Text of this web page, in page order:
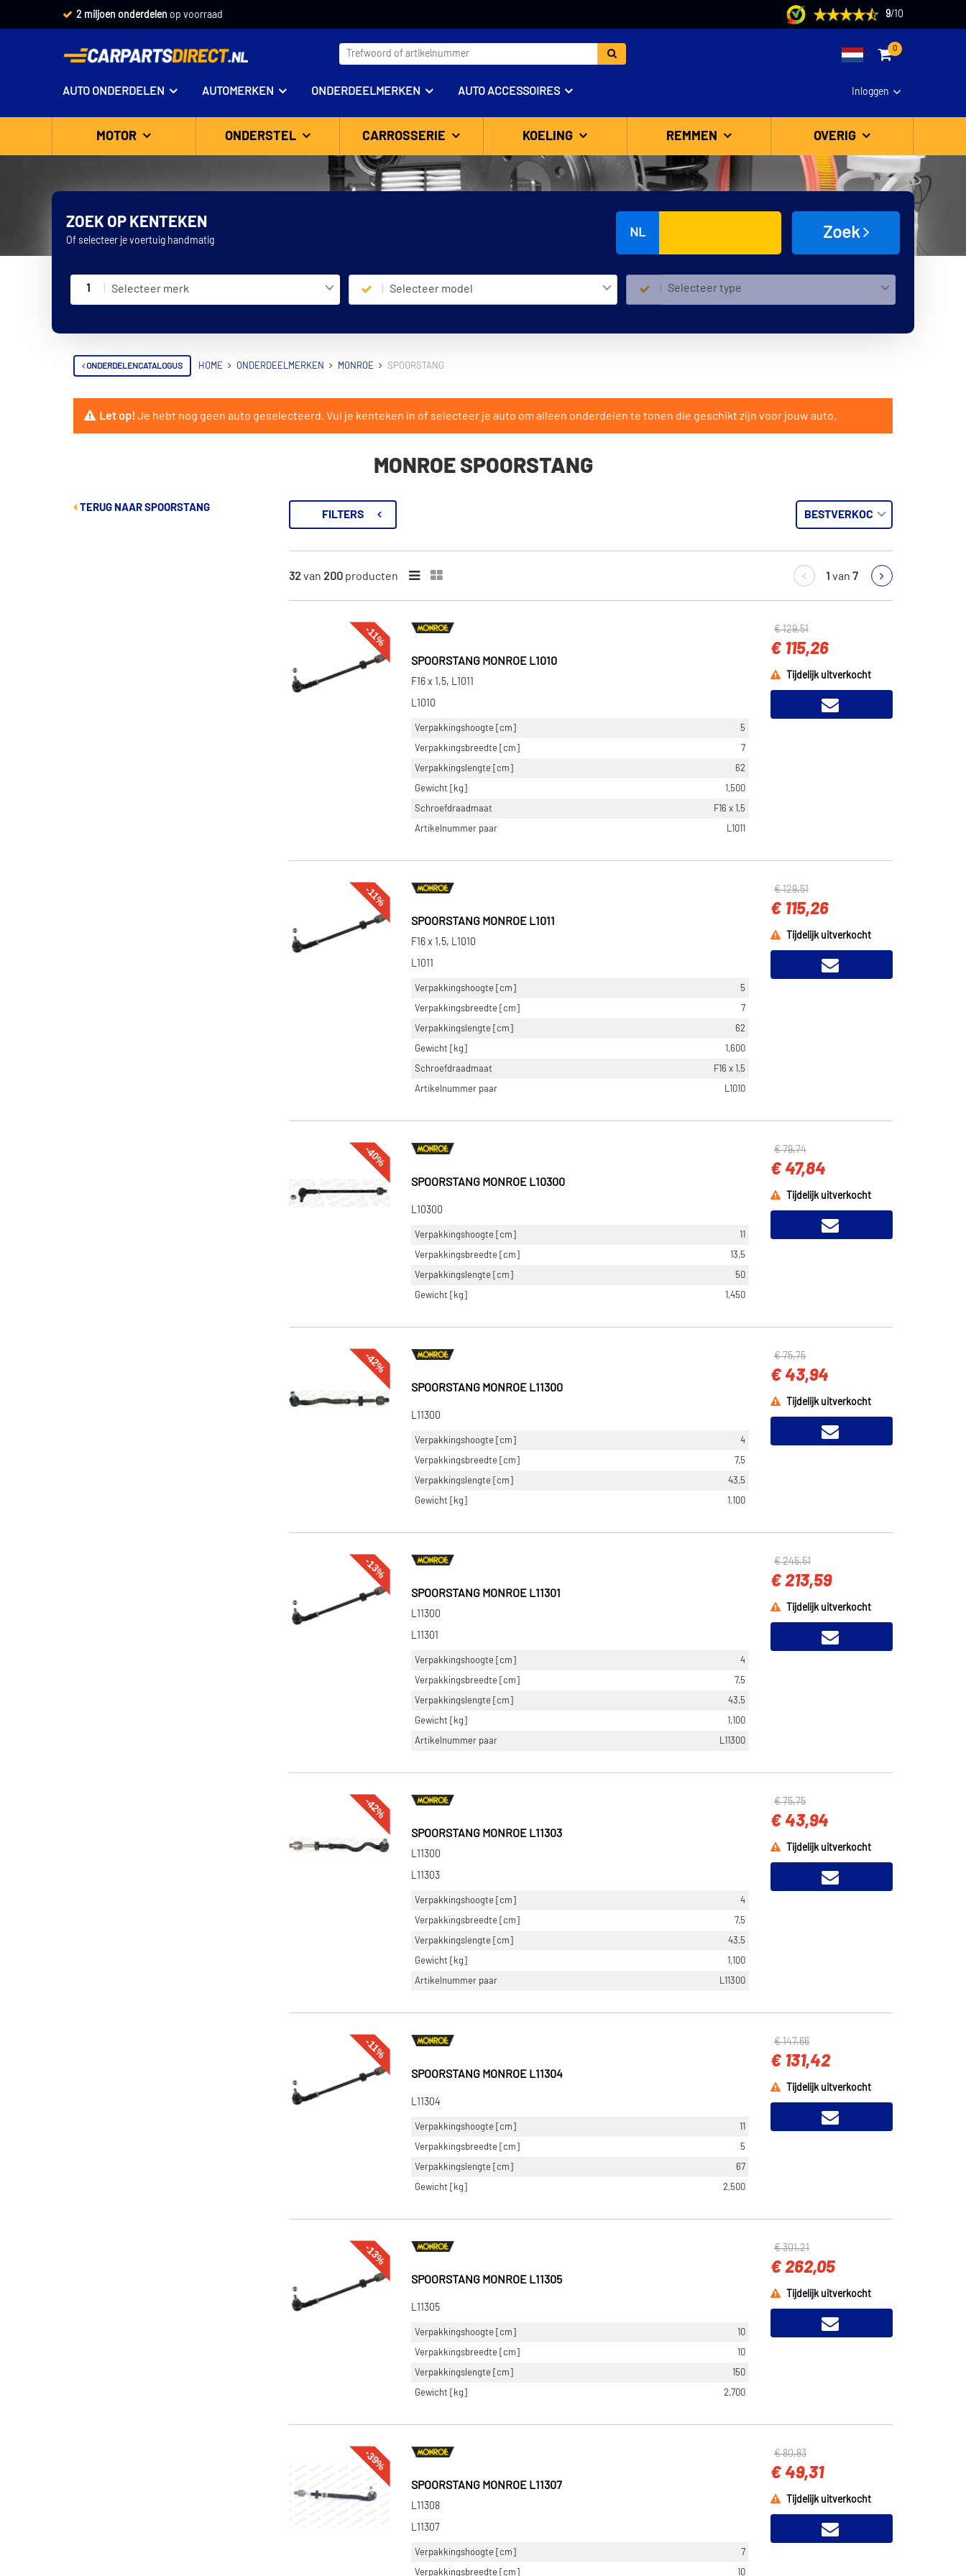
Vandaag besteld, morgen in huis *
2 miljoen onderdelen op voorraad 9/ 10
0
Inloggen
AUTO ONDERDELEN AUTOMERKEN ONDERDEELMERKEN AUTO ACCESSOIRES
MOTOR ONDERSTEL CARROSSERIE KOELING REMMEN OVERIG
ZOEK OP KENTEKEN
Of selecteer je voertuig handmatig
NL Zoek
1 Selecteer merk Selecteer model Selecteer type
ONDERDELENCATALOGUS HOME ONDERDEELMERKEN MONROE SPOORSTANG
Let op!Je hebt nog geen auto geselecteerd. Vul je kenteken in of selecteer je auto om alleen onderdelen te tonen die geschikt zijn voor jouw auto.
MONROE SPOORSTANG
TERUG NAAR SPOORSTANG
FILTERS
32van 200 producten 1 van 7
-11%
SPOORSTANG MONROE L1010
F16 x 1,5, L1011
L1010
Verpakkingshoogte [cm]
5
Verpakkingsbreedte [cm]
7
Verpakkingslengte [cm]
62
Gewicht [kg]
1,500
Schroefdraadmaat
F16 x 1,5
Artikelnummer paar
L1011
€ 129,51
€ 115,26
Tijdelijk uitverkocht
-11%
SPOORSTANG MONROE L1011
F16 x 1,5, L1010
L1011
Verpakkingshoogte [cm]
5
Verpakkingsbreedte [cm]
7
Verpakkingslengte [cm]
62
Gewicht [kg]
1,600
Schroefdraadmaat
F16 x 1,5
Artikelnummer paar
L1010
€ 129,51
€ 115,26
Tijdelijk uitverkocht
-40%
SPOORSTANG MONROE L10300
L10300
Verpakkingshoogte [cm]
11
Verpakkingsbreedte [cm]
13,5
Verpakkingslengte [cm]
50
Gewicht [kg]
1,450
€ 79,74
€ 47,84
Tijdelijk uitverkocht
-42%
SPOORSTANG MONROE L11300
L11300
Verpakkingshoogte [cm]
4
Verpakkingsbreedte [cm]
7,5
Verpakkingslengte [cm]
43,5
Gewicht [kg]
1,100
€ 75,75
€ 43,94
Tijdelijk uitverkocht
-13%
SPOORSTANG MONROE L11301
L11300
L11301
Verpakkingshoogte [cm]
4
Verpakkingsbreedte [cm]
7,5
Verpakkingslengte [cm]
43,5
Gewicht [kg]
1,100
Artikelnummer paar
L11300
€ 245,51
€ 213,59
Tijdelijk uitverkocht
-42%
SPOORSTANG MONROE L11303
L11300
L11303
Verpakkingshoogte [cm]
4
Verpakkingsbreedte [cm]
7,5
Verpakkingslengte [cm]
43,5
Gewicht [kg]
1,100
Artikelnummer paar
L11300
€ 75,75
€ 43,94
Tijdelijk uitverkocht
-11%
SPOORSTANG MONROE L11304
L11304
Verpakkingshoogte [cm]
11
Verpakkingsbreedte [cm]
5
Verpakkingslengte [cm]
67
Gewicht [kg]
2,500
€ 147,66
€ 131,42
Tijdelijk uitverkocht
-13%
SPOORSTANG MONROE L11305
L11305
Verpakkingshoogte [cm]
10
Verpakkingsbreedte [cm]
10
Verpakkingslengte [cm]
150
Gewicht [kg]
2,700
€ 301,21
€ 262,05
Tijdelijk uitverkocht
-39%
SPOORSTANG MONROE L11307
L11308
L11307
Verpakkingshoogte [cm]
7
Verpakkingsbreedte [cm]
10
€ 80,83
€ 49,31
Tijdelijk uitverkocht